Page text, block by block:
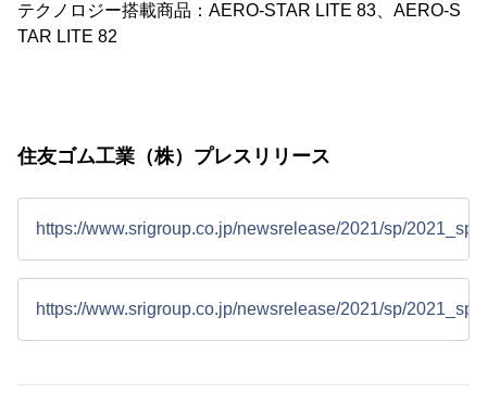
テクノロジー搭載商品：AERO-STAR LITE 83、AERO-S
TAR LITE 82
住友ゴム工業（株）プレスリリース
https://www.srigroup.co.jp/newsrelease/2021/sp/
https://www.srigroup.co.jp/newsrelease/2021/sp/